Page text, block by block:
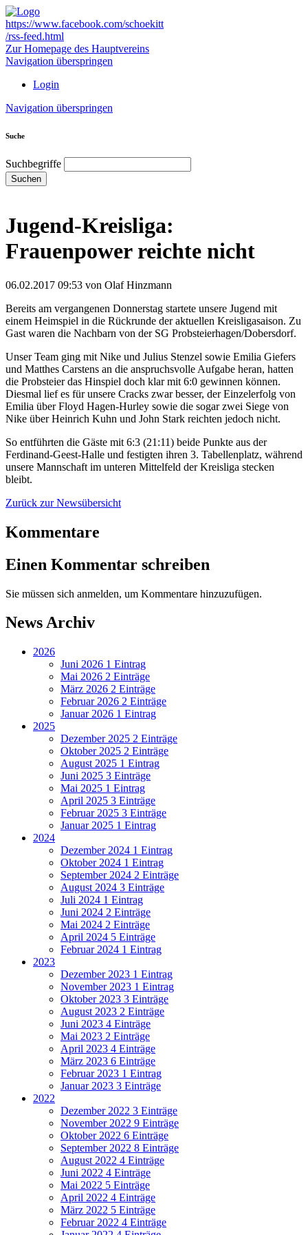
https://www.facebook.com/schoekitt
/rss-feed.html
Zur Homepage des Hauptvereins
Navigation überspringen
Login
Navigation überspringen
Suche
Suchbegriffe
Suchen
Jugend-Kreisliga:
Frauenpower reichte nicht
06.02.2017 09:53 von Olaf Hinzmann
Bereits am vergangenen Donnerstag startete unsere Jugend mit
einem Heimspiel in die Rückrunde der aktuellen Kreisligasaison. Zu
Gast waren die Nachbarn von der SG Probsteierhagen/Dobersdorf.
Unser Team ging mit Nike und Julius Stenzel sowie Emilia Giefers
und Matthes Carstens an die anspruchsvolle Aufgabe heran, hatten
die Probsteier das Hinspiel doch klar mit 6:0 gewinnen können.
Diesmal lief es für unsere Cracks zwar besser, der Einzelerfolg von
Emilia über Floyd Hagen-Hurley sowie die sogar zwei Siege von
Nike über Heinrich Kuhn und John Stark reichten jedoch nicht.
So entführten die Gäste mit 6:3 (21:11) beide Punkte aus der
Ferdinand-Geest-Halle und festigten ihren 3. Tabellenplatz, während
unsere Mannschaft im unteren Mittelfeld der Kreisliga stecken
bleibt.
Zurück zur Newsübersicht
Kommentare
Einen Kommentar schreiben
Sie müssen sich anmelden, um Kommentare hinzuzufügen.
News Archiv
2026
Juni 2026 1 Eintrag
Mai 2026 2 Einträge
März 2026 2 Einträge
Februar 2026 2 Einträge
Januar 2026 1 Eintrag
2025
Dezember 2025 2 Einträge
Oktober 2025 2 Einträge
August 2025 1 Eintrag
Juni 2025 3 Einträge
Mai 2025 1 Eintrag
April 2025 3 Einträge
Februar 2025 3 Einträge
Januar 2025 1 Eintrag
2024
Dezember 2024 1 Eintrag
Oktober 2024 1 Eintrag
September 2024 2 Einträge
August 2024 3 Einträge
Juli 2024 1 Eintrag
Juni 2024 2 Einträge
Mai 2024 2 Einträge
April 2024 5 Einträge
Februar 2024 1 Eintrag
2023
Dezember 2023 1 Eintrag
November 2023 1 Eintrag
Oktober 2023 3 Einträge
August 2023 2 Einträge
Juni 2023 4 Einträge
Mai 2023 2 Einträge
April 2023 4 Einträge
März 2023 6 Einträge
Februar 2023 1 Eintrag
Januar 2023 3 Einträge
2022
Dezember 2022 3 Einträge
November 2022 9 Einträge
Oktober 2022 6 Einträge
September 2022 8 Einträge
August 2022 4 Einträge
Juni 2022 4 Einträge
Mai 2022 5 Einträge
April 2022 4 Einträge
März 2022 5 Einträge
Februar 2022 4 Einträge